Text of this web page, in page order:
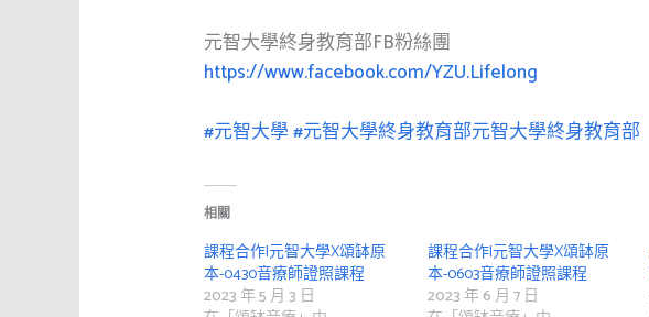
元智大學終身教育部FB粉絲團
https://www.facebook.com/YZU.Lifelong
#元智大學#元智大學終身教育部元智大學終身教育部
相關
課程合作|元智大學X頌缽原
本-0430音療師證照課程
2023 年 5 月 3 日
課程合作|元智大學X頌缽原
本-0603音療師證照課程
2023 年 6 月 7 日